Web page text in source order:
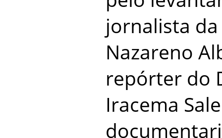
jornalista da
Nazareno
repórter do
Iracema